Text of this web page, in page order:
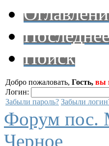
Поиск
Добро пожаловать, Гость, вы
Логин:
Забыли пароль? Забыли
Форум пос.
Черное